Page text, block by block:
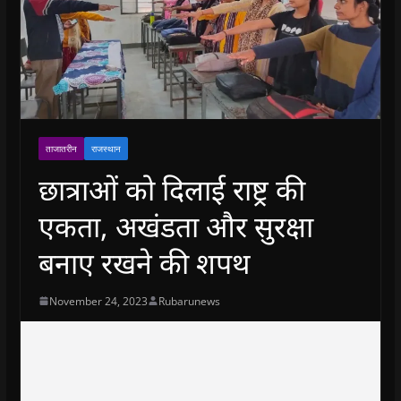
ताजातरीन राजस्थान
छात्राओं को दिलाई राष्ट्र की
एकता, अखंडता और सुरक्षा
बनाए रखने की शपथ
November 24, 2023 Rubarunews